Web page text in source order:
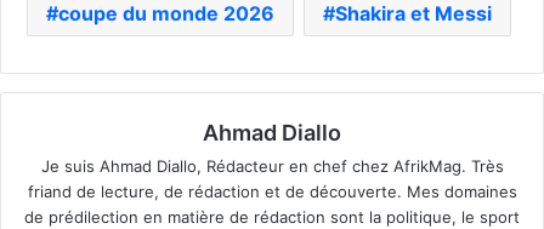
coupe du monde 2026 Shakira et Messi
Ahmad Diallo
Je suis Ahmad Diallo, Rédacteur en chef chez AfrikMag. Très
friand de lecture, de rédaction et de découverte. Mes domaines
de prédilection en matière de rédaction sont la politique, le sport